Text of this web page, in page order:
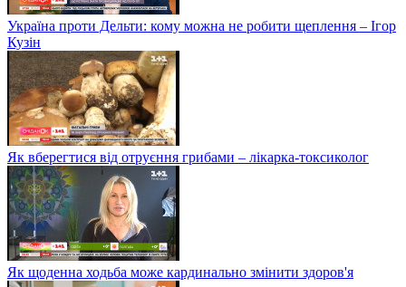
Україна проти Дельти: кому можна не робити щеплення – Ігор
Кузін
Як вберегтися від отруєння грибами – лікарка-токсиколог
Як щоденна ходьба може кардинально змінити здоров'я